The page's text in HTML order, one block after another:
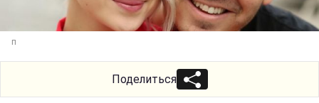
п
Поделиться